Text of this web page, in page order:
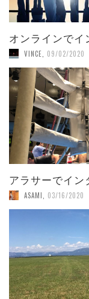
オンラインでイ
VINCE 09/02/2020
アラサーでイン
ASAMI 03/16/2020